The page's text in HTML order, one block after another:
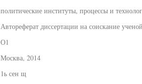
политические институты, процессы и
Автореферат диссертации на соискание
О1
Москва, 2014
1ь сен щ